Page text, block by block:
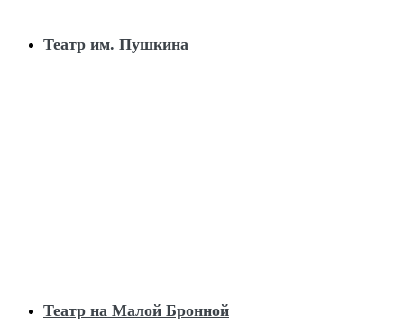
Театр им. Пушкина
Театр на Малой Бронной